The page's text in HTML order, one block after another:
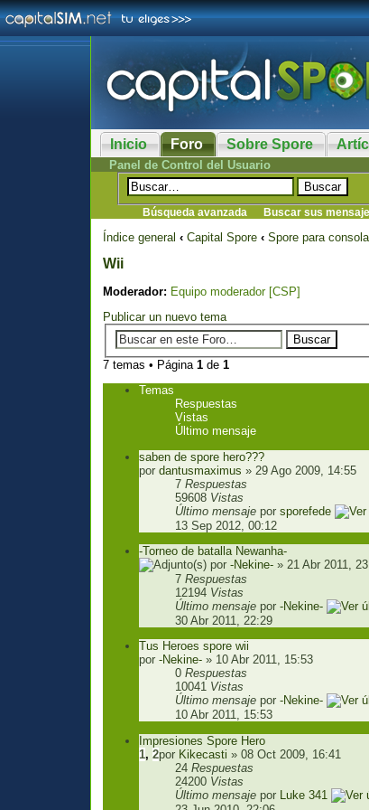
Inicio Foro Sobre Spore
Panel de Control del Usuario
Búsqueda avanzada Buscar sus
Índice general ‹ Capital Spore ‹ Spore para
Wii
Moderador: Equipo moderador [CSP]
Publicar un nuevo tema
7 temas • Página1 de1
Temas
Respuestas
Vistas
Último mensaje
saben de spore hero???
pordantusmaximus » 29 Ago 2009, 14:55
7Respuestas
59608 Vistas
Último mensajeporsporefede
13 Sep 2012, 00:12
-Torneo de batalla Newanha-
por-Nekine- » 21 Abr 2011,
7Respuestas
12194 Vistas
Último mensajepor-Nekine-
30 Abr 2011, 22:29
Tus Heroes spore wii
por-Nekine- » 10 Abr 2011, 15:53
0Respuestas
10041 Vistas
Último mensajepor-Nekine-
10 Abr 2011, 15:53
Impresiones Spore Hero
1,2por Kikecasti » 08 Oct 2009, 16:41
24Respuestas
24200 Vistas
Último mensajepor Luke 341